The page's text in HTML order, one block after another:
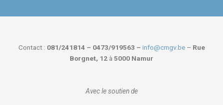
Contact : 081/241814 – 0473/919563 – info@cmgv.be– Rue
Borgnet, 12 à 5000 Namur
Avec le soutien de